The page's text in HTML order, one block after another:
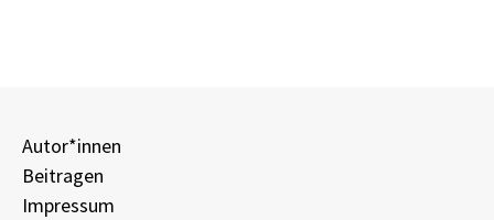
Autor*innen
Beitragen
Impressum